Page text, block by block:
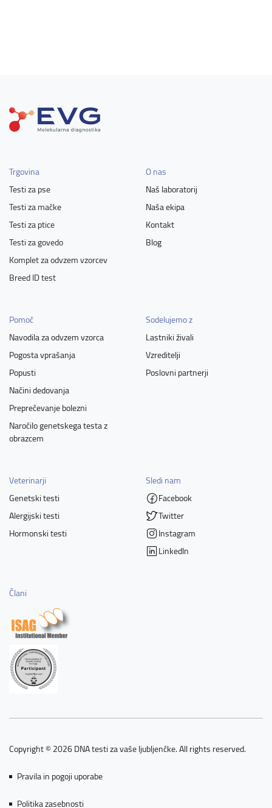
Trgovina
Testi za pse
Testi za mačke
Testi za ptice
Testi za govedo
Komplet za odvzem vzorcev
Breed ID test
O nas
Naš laboratorij
Naša ekipa
Kontakt
Blog
Pomoč
Navodila za odvzem vzorca
Pogosta vprašanja
Popusti
Načini dedovanja
Preprečevanje bolezni
Naročilo genetskega testa z
obrazcem
Sodelujemo z
Lastniki živali
Vzreditelji
Poslovni partnerji
Veterinarji
Genetski testi
Alergijski testi
Hormonski testi
Sledi nam
Facebook
Twitter
Instagram
LinkedIn
Člani
Copyright © 2026 DNA testi za vaše ljubljenčke. All rights reserved.
Pravila in pogoji uporabe
Politika zasebnosti